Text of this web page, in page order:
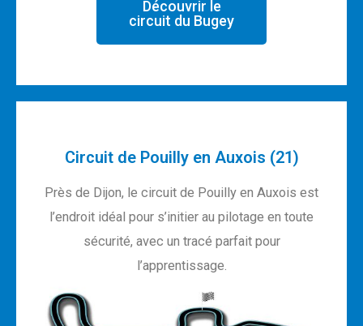
Découvrir le
circuit du Bugey
Circuit de Pouilly en Auxois (21)
Près de Dijon, le circuit de Pouilly en Auxois est
l’endroit idéal pour s’initier au pilotage en toute
sécurité, avec un tracé parfait pour
l’apprentissage.